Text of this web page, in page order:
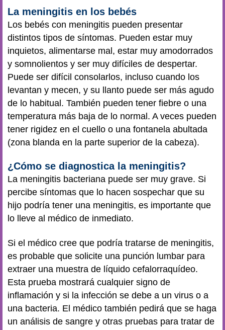
La meningitis en los bebés
Los bebés con meningitis pueden presentar
distintos tipos de síntomas. Pueden estar muy
inquietos, alimentarse mal, estar muy amodorrados
y somnolientos y ser muy difíciles de despertar.
Puede ser difícil consolarlos, incluso cuando los
levantan y mecen, y su llanto puede ser más agudo
de lo habitual. También pueden tener fiebre o una
temperatura más baja de lo normal. A veces pueden
tener rigidez en el cuello o una fontanela abultada
(zona blanda en la parte superior de la cabeza).
¿Cómo se diagnostica la meningitis?
La meningitis bacteriana puede ser muy grave. Si
percibe síntomas que lo hacen sospechar que su
hijo podría tener una meningitis, es importante que
lo lleve al médico de inmediato.
Si el médico cree que podría tratarse de meningitis,
es probable que solicite una punción lumbar para
extraer una muestra de líquido cefalorraquídeo.
Esta prueba mostrará cualquier signo de
inflamación y si la infección se debe a un virus o a
una bacteria. El médico también pedirá que se haga
un análisis de sangre y otras pruebas para tratar de